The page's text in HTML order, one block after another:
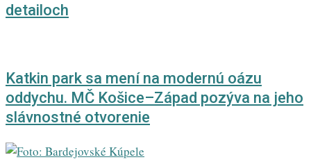
detailoch
Katkin park sa mení na modernú oázu
oddychu. MČ Košice–Západ pozýva na jeho
slávnostné otvorenie